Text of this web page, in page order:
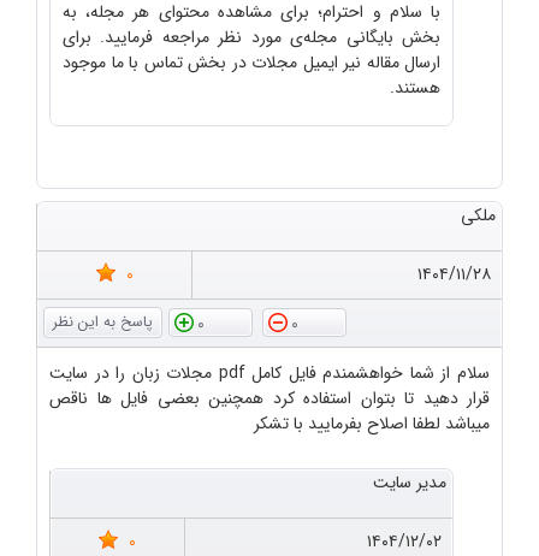
با سلام و احترام؛ برای مشاهده محتوای هر مجله، به
بخش بایگانی مجله‌ی مورد نظر مراجعه فرمایید. برای
ارسال مقاله نیر ایمیل مجلات در بخش تماس با ما موجود
هستند.
ملکی
۱۴۰۴/۱۱/۲۸
0
0
0
سلام از شما خواهشمندم فایل کامل pdf مجلات زبان را در سایت
قرار دهید تا بتوان استفاده کرد همچنین بعضی فایل ها ناقص
میباشد لطفا اصلاح بفرمایید با تشکر
مدیر سایت
۱۴۰۴/۱۲/۰۲
0